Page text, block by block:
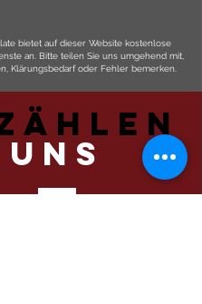
bietet auf dieser Website kostenlose
an. Bitte teilen Sie uns umgehend mit,
Klärungsbedarf oder Fehler bemerken.
UNS